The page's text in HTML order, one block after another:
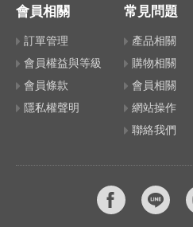
會員相關
訂單管理
會員權益與等級
會員條款
隱私權聲明
常見問題
產品相關
購物相關
會員相關
網站操作
聯絡我們